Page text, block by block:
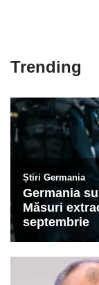
Trending